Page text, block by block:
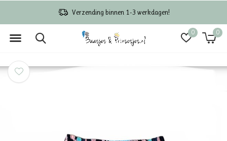
0 0
Verzending binnen 1-3 werkdagen!